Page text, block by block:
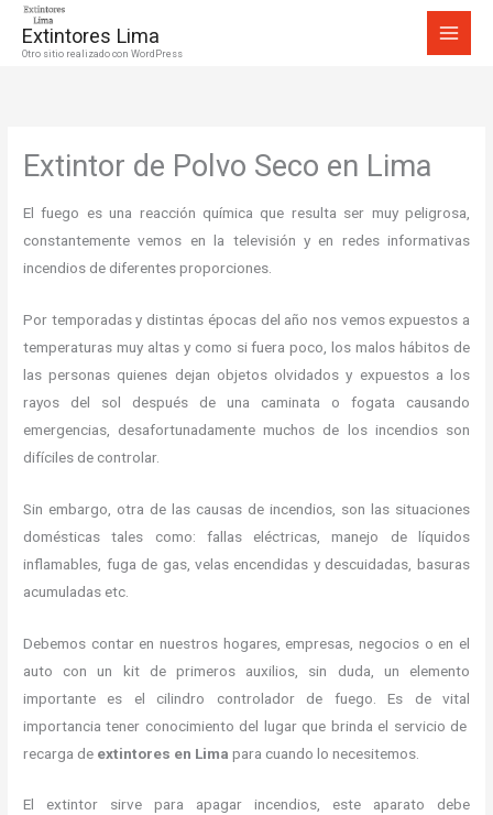
Extintores Lima
Otro sitio realizado con WordPress
Extintor de Polvo Seco en Lima
El fuego es una reacción química que resulta ser muy peligrosa,
constantemente vemos en la televisión y en redes informativas
incendios de diferentes proporciones.
Por temporadas y distintas épocas del año nos vemos expuestos a
temperaturas muy altas y como si fuera poco, los malos hábitos de
las personas quienes dejan objetos olvidados y expuestos a los
rayos del sol después de una caminata o fogata causando
emergencias, desafortunadamente muchos de los incendios son
difíciles de controlar.
Sin embargo, otra de las causas de incendios, son las situaciones
domésticas tales como: fallas eléctricas, manejo de líquidos
inflamables, fuga de gas, velas encendidas y descuidadas, basuras
acumuladas etc.
Debemos contar en nuestros hogares, empresas, negocios o en el
auto con un kit de primeros auxilios, sin duda, un elemento
importante es el cilindro controlador de fuego. Es de vital
importancia tener conocimiento del lugar que brinda el servicio de
recarga de extintores en Limapara cuando lo necesitemos.
El extintor sirve para apagar incendios, este aparato debe